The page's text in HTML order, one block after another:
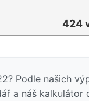
424
Podle našich
a náš kalkulátor